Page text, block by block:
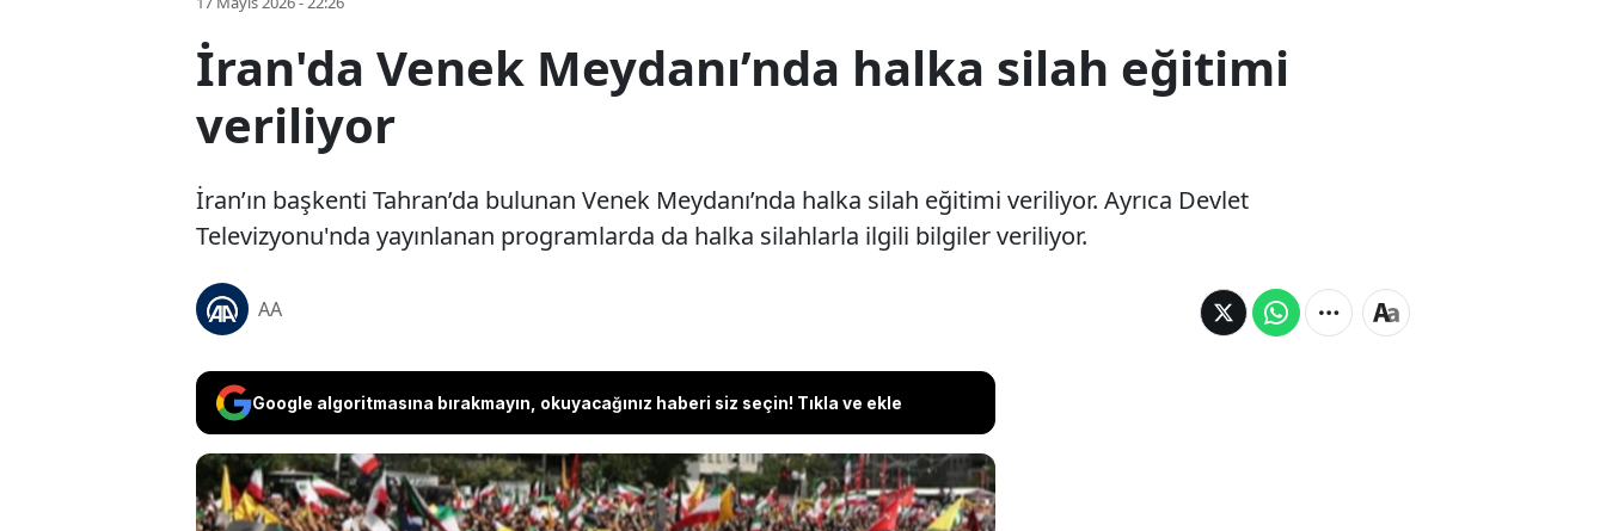
İran'da Venek Meydanı’nda halka silah eğitimi
veriliyor
İran’ın başkenti Tahran’da bulunan Venek Meydanı’nda halka silah eğitimi veriliyor. Ayrıca Devlet
Televizyonu'nda yayınlanan programlarda da halka silahlarla ilgili bilgiler veriliyor.
AA
Google algoritmasına bırakmayın, okuyacağınız haberi siz seçin! Tıkla ve ekle